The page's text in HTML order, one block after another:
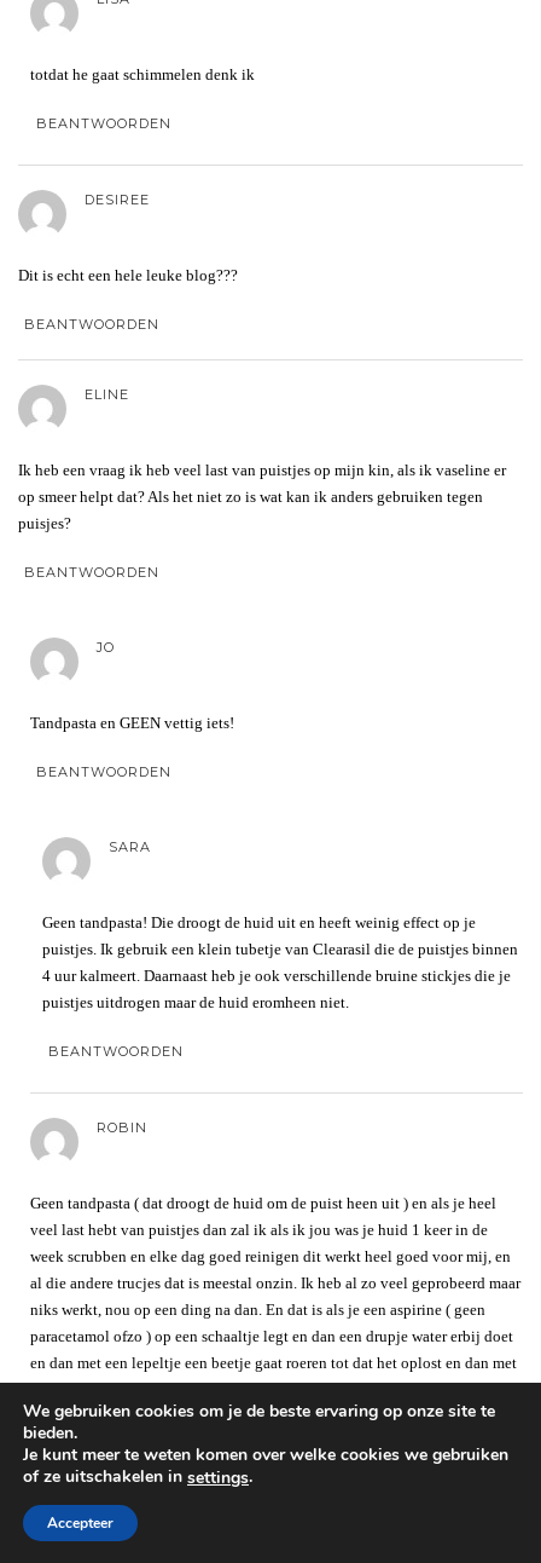
totdat he gaat schimmelen denk ik
BEANTWOORDEN
DESIREE
Dit is echt een hele leuke blog???
BEANTWOORDEN
ELINE
Ik heb een vraag ik heb veel last van puistjes op mijn kin, als ik vaseline er
op smeer helpt dat? Als het niet zo is wat kan ik anders gebruiken tegen
puisjes?
BEANTWOORDEN
JO
Tandpasta en GEEN vettig iets!
BEANTWOORDEN
SARA
Geen tandpasta! Die droogt de huid uit en heeft weinig effect op je
puistjes. Ik gebruik een klein tubetje van Clearasil die de puistjes binnen
4 uur kalmeert. Daarnaast heb je ook verschillende bruine stickjes die je
puistjes uitdrogen maar de huid eromheen niet.
BEANTWOORDEN
ROBIN
Geen tandpasta ( dat droogt de huid om de puist heen uit ) en als je heel
veel last hebt van puistjes dan zal ik als ik jou was je huid 1 keer in de
week scrubben en elke dag goed reinigen dit werkt heel goed voor mij, en
al die andere trucjes dat is meestal onzin. Ik heb al zo veel geprobeerd maar
niks werkt, nou op een ding na dan. En dat is als je een aspirine ( geen
paracetamol ofzo ) op een schaaltje legt en dan een drupje water erbij doet
en dan met een lepeltje een beetje gaat roeren tot dat het oplost en dan met
een wattenstaafje het op je puistjes doen dan even laten intrekken ( 15
minuten ofzo) en dan moet je het er afhalen met water en dit reinig je
poriën heel diep. Dit werkt heel goed voor mij!! Het is zeker het proberen
waard.
BEANTWOORDEN
We gebruiken cookies om je de beste ervaring op onze site te
bieden.
Je kunt meer te weten komen over welke cookies we gebruiken
of ze uitschakelen in settings.
Accepteer